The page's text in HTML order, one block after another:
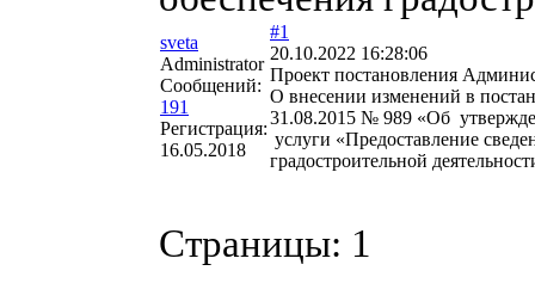
sveta
Administrator
Сообщений:
191
Регистрация:
16.05.2018
#1
20.10.2022 16:28:06
Проект постановления
О внесении изменений в
31.08.2015 № 989 «Об
услуги «Предоставление
градостроительной
Страницы: 1